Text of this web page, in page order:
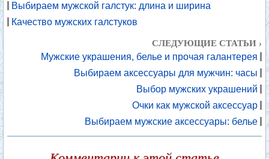
Выбираем мужской галстук: длина и ширина
Качество мужских галстуков
СЛЕДУЮЩИЕ СТАТЬИ ›
Мужские украшения, белье и прочая галантерея
Выбираем аксессуары для мужчин: часы
Выбор мужских украшений
Очки как мужской аксессуар
Выбираем мужские аксессуары: белье